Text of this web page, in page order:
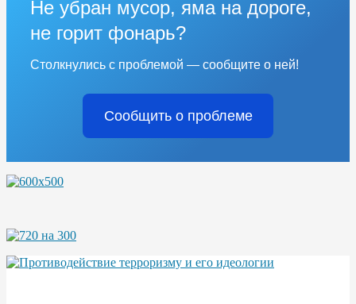
Не убран мусор, яма на дороге,
не горит фонарь?
Столкнулись с проблемой — сообщите о ней!
Сообщить о проблеме